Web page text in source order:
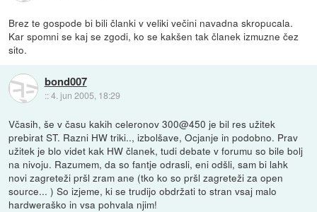
Brez te gospode bi bili članki v veliki večini navadna skropucala.
Kar spomni se kaj se zgodi, ko se kakšen tak članek izmuzne čez
sito.
bond007
::4. jun 2005, 18:29
Včasih, še v času kakih celeronov 300@450 je bil res užitek
prebirat ST. Razni HW triki.., izbolšave, Ocjanje in podobno. Prav
užitek je blo videt kak HW članek, tudi debate v forumu so bile bolj
na nivoju. Razumem, da so fantje odrasli, eni odšli, sam bi lahk
novi zagreteži pršl zram ane (tko ko so pršl zagreteži za open
source... ) So izjeme, ki se trudijo obdržati to stran vsaj malo
hardweraško in vsa pohvala njim!